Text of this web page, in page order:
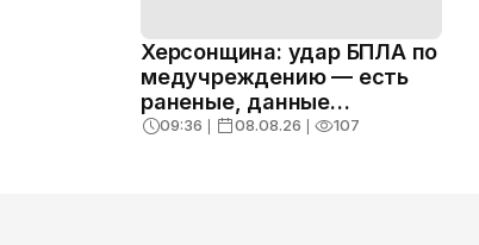
Херсонщина: удар БПЛА по
медучреждению — есть
раненые, данные
уточняются
09:36 ❘ 08.08.26 ❘ 107